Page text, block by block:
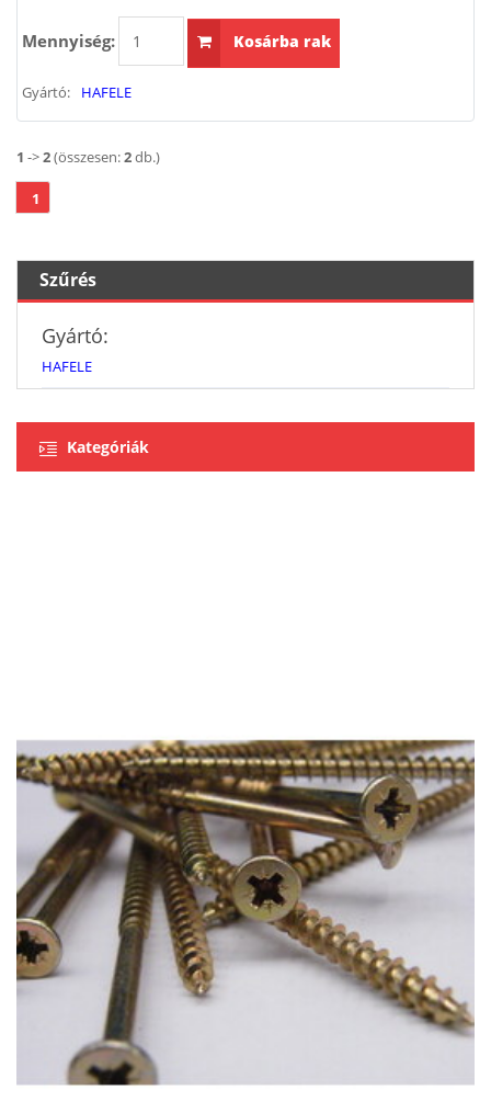
Mennyiség: Kosárba rak
Gyártó: HAFELE
1 ->2(összesen:2db.)
1
Szűrés
Gyártó:
HAFELE
Kategóriák